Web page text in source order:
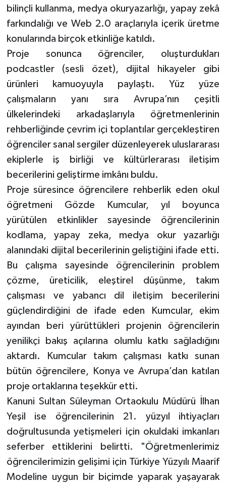
bilinçli kullanma, medya okuryazarlığı, yapay zekâ
farkındalığı ve Web 2.0 araçlarıyla içerik üretme
konularında birçok etkinliğe katıldı.
Proje sonunca öğrenciler, oluşturdukları
podcastler (sesli özet), dijital hikayeler gibi
ürünleri kamuoyuyla paylaştı. Yüz yüze
çalışmaların yanı sıra Avrupa’nın çeşitli
ülkelerindeki arkadaşlarıyla öğretmenlerinin
rehberliğinde çevrim içi toplantılar gerçekleştiren
öğrenciler sanal sergiler düzenleyerek uluslararası
ekiplerle iş birliği ve kültürlerarası iletişim
becerilerini geliştirme imkânı buldu.
Proje süresince öğrencilere rehberlik eden okul
öğretmeni Gözde Kumcular, yıl boyunca
yürütülen etkinlikler sayesinde öğrencilerinin
kodlama, yapay zeka, medya okur yazarlığı
alanındaki dijital becerilerinin geliştiğini ifade etti.
Bu çalışma sayesinde öğrencilerinin problem
çözme, üreticilik, eleştirel düşünme, takım
çalışması ve yabancı dil iletişim becerilerini
güçlendirdiğini de ifade eden Kumcular, ekim
ayından beri yürüttükleri projenin öğrencilerin
yenilikçi bakış açılarına olumlu katkı sağladığını
aktardı. Kumcular takım çalışması katkı sunan
bütün öğrencilere, Konya ve Avrupa’dan katılan
proje ortaklarına teşekkür etti.
Kanuni Sultan Süleyman Ortaokulu Müdürü İlhan
Yeşil ise öğrencilerinin 21. yüzyıl ihtiyaçları
doğrultusunda yetişmeleri için okuldaki imkanları
seferber ettiklerini belirtti. "Öğretmenlerimiz
öğrencilerimizin gelişimi için Türkiye Yüzyılı Maarif
Modeline uygun bir biçimde yaparak yaşayarak